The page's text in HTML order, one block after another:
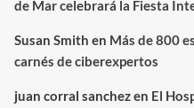
de Mar celebrará la Fiesta
Susan Smith en Más de 800
carnés de ciberexpertos
juan corral sanchezen El